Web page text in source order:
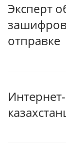
Эксперт
отправке